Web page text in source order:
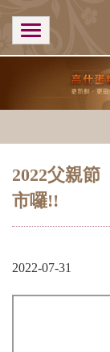
2022父親節
市囉!!
2022-07-31